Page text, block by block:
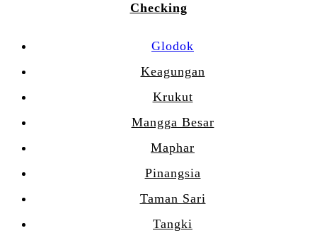
Checking
Glodok
Keagungan
Krukut
Mangga Besar
Maphar
Pinangsia
Taman Sari
Tangki